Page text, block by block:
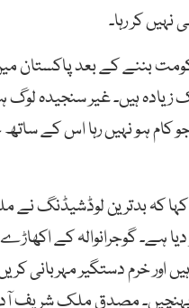
نہیں کر رہا۔
بننے کے بعد پاکستان
زیادہ ہیں۔ غیر سنجیدہ
کام ہو نہیں رہا اس کے
کہا کہ بدترین لوڈشیڈنگ نے
ہے۔ گوجرانوالہ کے
اور خرم دستگیر مہربانی
پہنچیں۔ مصدق ملک شریف